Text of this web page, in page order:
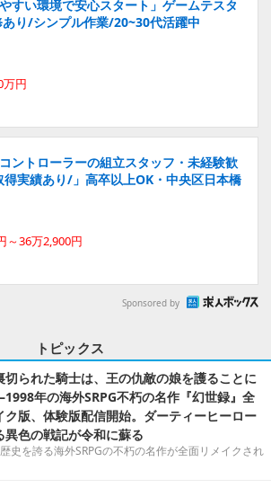
すい環境で安心スタート」ゲームテスタ
り/シンプル作業/20~30代活躍中
万円
ントローラーの組立スタッフ・未経験歓
実績あり/」高卒以上OK・中央区日本橋
～36万2,900円
Sponsored by
トピックス
切られた騎士は、王の仇敵の娘を護ることに
年の海外SRPG不朽の名作『幻世録』全
ク版、体験版配信開始。ダーティーヒーロー
異色の戦記が令和に蘇る
史を誇る海外SRPGの不朽の名作が全面リメイクされ